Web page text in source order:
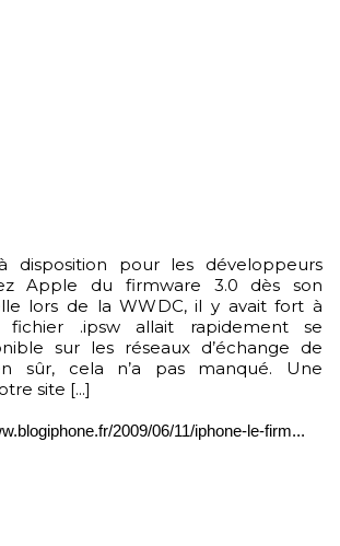
Apple du firmware 3.0 dès son
lors de la WWDC, il y avait fort à
.ipsw allait rapidement se
sur les réseaux d’échange de
sûr, cela n’a pas manqué. Une
site [...]
2009/06/11/iphone-le-firm...